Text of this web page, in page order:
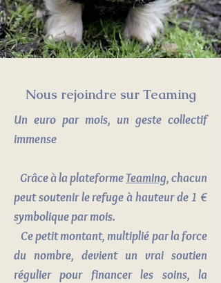
Nous rejoindre sur Teaming
Un euro par mois, un geste collectif
immense
Grâce à la plateformeTeaming, chacun
peut soutenir le refuge à hauteur de 1 €
symbolique par mois.
Ce petit montant, multiplié par la force
du nombre, devient un vrai soutien
régulier pour financer les soins, la